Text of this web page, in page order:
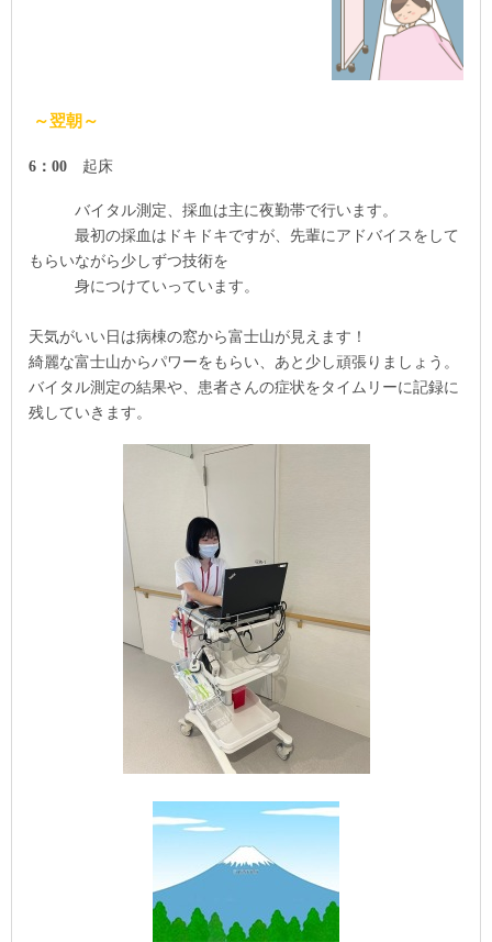
～翌朝～
6 ： 00 起床
バイタル測定、 採血は主に夜勤帯で行います。
最初の採血はドキドキですが、先輩にアドバイスをして
もらいながら少しずつ技術を
身につけていっています。
天気がいい日は病棟の窓から富士山が見えます！
綺麗な富士山からパワーをもらい、あと少し頑張りましょう。
バイタル測定の結果や、患者さんの症状をタイムリーに記録に
残していきます。